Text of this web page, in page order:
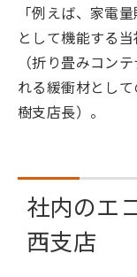
「例えば、家電
として機能する
（折り畳みコン
れる緩衝材とし
樹支店長）。
社内のエ
西支店